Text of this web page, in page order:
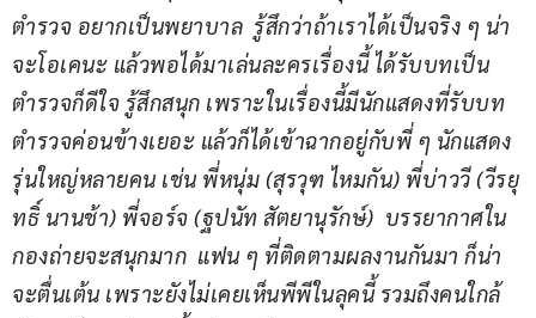
ตำรวจ อยากเป็นพยาบาล  รู้สึกว่าถ้าเราได้เป็นจริง ๆ น่า
จะโอเคนะ แล้วพอได้มาเล่นละครเรื่องนี้ ได้รับบทเป็น
ตำรวจก็ดีใจ รู้สึกสนุก เพราะในเรื่องนี้มีนักแสดงที่รับบท
ตำรวจค่อนข้างเยอะ แล้วก็ได้เข้าฉากอยู่กับพี่ ๆ นักแสดง
รุ่นใหญ่หลายคน เช่น พี่หนุ่ม (สุรวุฑ ไหมกัน) พี่บ่าววี (วีรยุ
ทธิ์ นานช้า) พี่จอร์จ (ฐปนัท สัตยานุรักษ์)  บรรยากาศใน
กองถ่ายจะสนุกมาก  แฟน ๆ ที่ติดตามผลงานกันมา ก็น่า
จะตื่นเต้น เพราะยังไม่เคยเห็นพีพีในลุคนี้ รวมถึงคนใกล้